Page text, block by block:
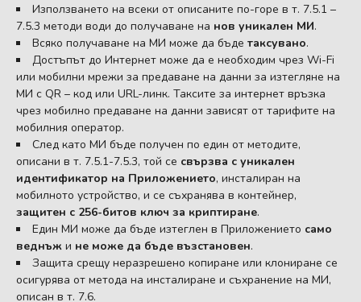
Използването на всеки от описаните по-горе в т. 7.5.1 –
7.5.3 методи води до получаване на нов уникален МИ.
Всяко получаване на МИ може да бъде таксувано.
Достъпът до Интернет може да е необходим чрез Wi-Fi
или мобилни мрежи за предаване на данни за изтегляне на
МИ с QR – код или URL-линк. Таксите за интернет връзка
чрез мобилно предаване на данни зависят от тарифите на
мобилния оператор.
След като МИ бъде получен по един от методите,
описани в т. 7.5.1-7.5.3, той се свързва с уникален
идентификатор на Приложението, инсталиран на
мобилното устройство, и се съхранява в контейнер,
защитен с 256-битов ключ за криптиране.
Един МИ може да бъде изтеглен в Приложението само
веднъж и не може да бъде възстановен.
Защита срещу неразрешено копиране или клониране се
осигурява от метода на инсталиране и съхранение на МИ,
описан в т. 7.6.